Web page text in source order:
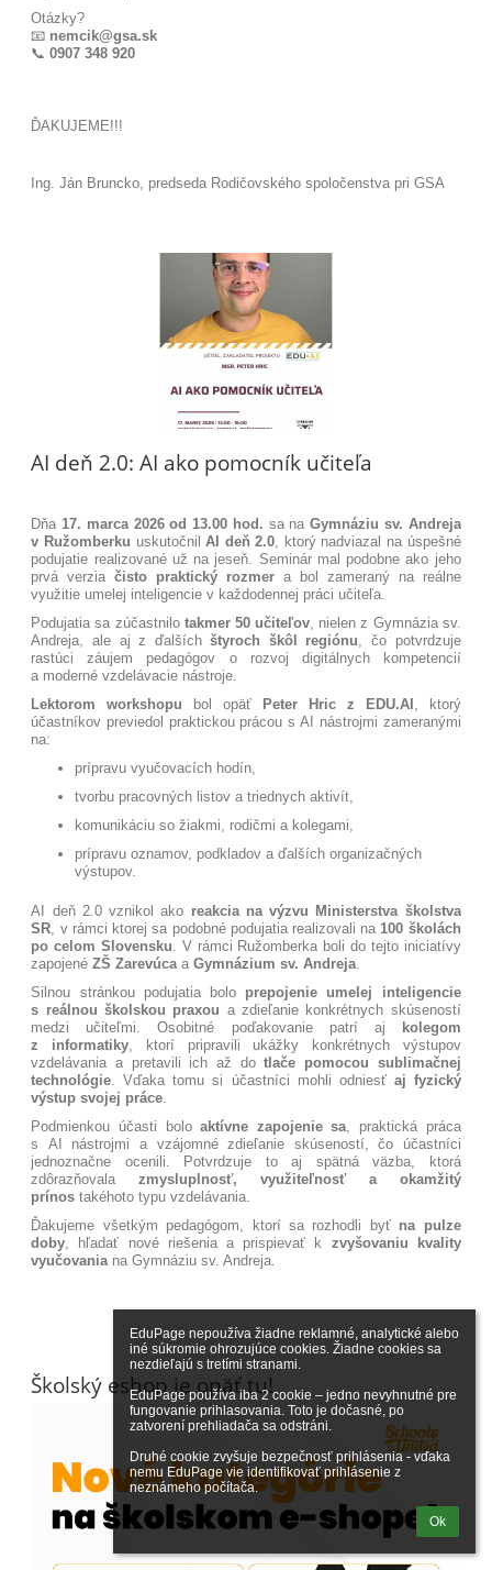
EduPage nepoužíva žiadne reklamné, analytické alebo
iné súkromie ohrozujúce cookies. Žiadne cookies sa
nezdieľajú s tretími stranami.
EduPage používa iba 2 cookie – jedno nevyhnutné pre
fungovanie prihlasovania. Toto je dočasné, po
zatvorení prehliadača sa odstráni.
Druhé cookie zvyšuje bezpečnosť prihlásenia - vďaka
nemu EduPage vie identifikovať prihlásenie z
neznámeho počítača.
Ok
Otázky?
📧 nemcik@gsa.sk
📞0907 348 920
ĎAKUJEME!!!
Ing. Ján Bruncko, predseda Rodičovského spoločenstva pri GSA
AI deň 2.0: AI ako pomocník učiteľa
Dňa 17. marca 2026 od 13.00 hod. sa na Gymnáziu sv. Andreja
v Ružomberku uskutočnil AI deň 2.0 , ktorý nadviazal na úspešné
podujatie realizované už na jeseň. Seminár mal podobne ako jeho
prvá verzia čisto praktický rozmer a bol zameraný na reálne
využitie umelej inteligencie v každodennej práci učiteľa.
Podujatia sa zúčastnilo takmer 50 učiteľov , nielen z Gymnázia sv.
Andreja, ale aj z ďalších štyroch škôl regiónu , čo potvrdzuje
rastúci záujem pedagógov o rozvoj digitálnych kompetencií
a moderné vzdelávacie nástroje.
Lektorom workshopu
bol opäť Peter Hric z EDU.AI
, ktorý
účastníkov previedol praktickou prácou s AI nástrojmi zameranými
na:
prípravu vyučovacích hodín,
tvorbu pracovných listov a triednych aktivít,
komunikáciu so žiakmi, rodičmi a kolegami,
prípravu oznamov, podkladov a ďalších organizačných
výstupov.
AI deň 2.0 vznikol ako reakcia na výzvu Ministerstva školstva
SR , v rámci ktorej sa podobné podujatia realizovali na 100 školách
po celom Slovensku . V rámci Ružomberka boli do tejto iniciatívy
zapojené ZŠ Zarevúca a Gymnázium sv. Andreja
Silnou stránkou podujatia bolo prepojenie umelej inteligencie
s reálnou školskou praxou a zdieľanie konkrétnych skúseností
medzi učiteľmi. Osobitné poďakovanie patrí aj
kolegom
z informatiky , ktorí pripravili ukážky konkrétnych výstupov
vzdelávania a pretavili ich až do tlače pomocou sublimačnej
technológie . Vďaka tomu si účastníci mohli odniesť aj fyzický
výstup svojej práce
Podmienkou účasti bolo aktívne zapojenie sa , praktická práca
s AI nástrojmi a vzájomné zdieľanie skúseností, čo účastníci
jednoznačne ocenili. Potvrdzuje to aj spätná väzba, ktorá
zdôrazňovala
zmysluplnosť, využiteľnosť a okamžitý
prínos takéhoto typu vzdelávania.
Ďakujeme všetkým pedagógom, ktorí sa rozhodli byť na pulze
doby , hľadať nové riešenia a prispievať k
zvyšovaniu kvality
vyučovania na Gymnáziu sv. Andreja.
Školský eshop je opäť tu!